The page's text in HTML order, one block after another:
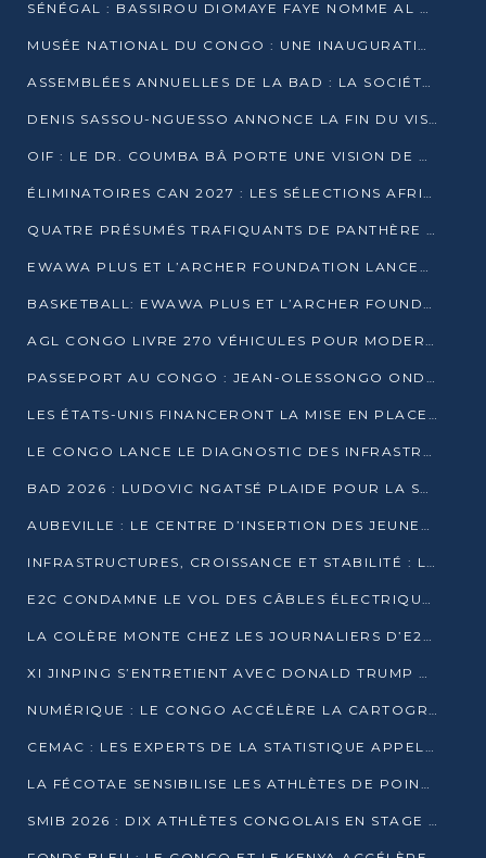
SÉNÉGAL : BASSIROU DIOMAYE FAYE NOMME AL AMINOU LÔ PREMIER MINISTRE
MUSÉE NATIONAL DU CONGO : UNE INAUGURATION PORTEUSE D’ESPOIR POUR LA CULTURE
ASSEMBLÉES ANNUELLES DE LA BAD : LA SOCIÉTÉ CIVILE CONGOLAISE À LA RECHERCHE DE PARTENAIRES POUR SES PROJETS
DENIS SASSOU-NGUESSO ANNONCE LA FIN DU VISA POUR LES AFRICAINS EN 2027
OIF : LE DR. COUMBA BÂ PORTE UNE VISION DE DIALOGUE, DE STABILITÉ ET DE RÉFORME À LA TÊTE
ÉLIMINATOIRES CAN 2027 : LES SÉLECTIONS AFRICAINES CONNAISSENT LEURS ADVERSAIRES
QUATRE PRÉSUMÉS TRAFIQUANTS DE PANTHÈRE ARRÊTÉS À EWO
EWAWA PLUS ET L’ARCHER FOUNDATION LANCENT UN CAMP DE BASKET POUR LES JEUNES À BRAZZAVILLE
BASKETBALL: EWAWA PLUS ET L’ARCHER FOUNDATION LANCENT UN CAMP POUR LES JEUNES
AGL CONGO LIVRE 270 VÉHICULES POUR MODERNISER LE TRANSPORT URBAIN
PASSEPORT AU CONGO : JEAN-OLESSONGO ONDAYE VEUT METTRE FIN AUX LENTEURS ADMINISTRATIVES
LES ÉTATS-UNIS FINANCERONT LA MISE EN PLACE DE JUSQU’À 50 CLINIQUES DE LUTTE CONTRE L’EBOLA
LE CONGO LANCE LE DIAGNOSTIC DES INFRASTRUCTURES SPORTIVES DU COMPLEXE DE KINTÉLÉ
BAD 2026 : LUDOVIC NGATSÉ PLAIDE POUR LA SOUVERAINETÉ FINANCIÈRE AFRICAINE
AUBEVILLE : LE CENTRE D’INSERTION DES JEUNES PRÊT À OUVRIR SES PORTES
INFRASTRUCTURES, CROISSANCE ET STABILITÉ : LA GUINÉE AFFÛTE SES AMBITIONS
E2C CONDAMNE LE VOL DES CÂBLES ÉLECTRIQUES APRÈS UNE VIDÉO VIRALE
LA COLÈRE MONTE CHEZ LES JOURNALIERS D’E2C QUI DÉNONCENT 20 ANS DE PRÉCARITÉ
XI JINPING S’ENTRETIENT AVEC DONALD TRUMP À BEIJING
NUMÉRIQUE : LE CONGO ACCÉLÈRE LA CARTOGRAPHIE DE SES INFRASTRUCTURES DIGITALES
CEMAC : LES EXPERTS DE LA STATISTIQUE APPELLENT À RENFORCER LA SÉCURISATION DES DONNÉES
LA FÉCOTAE SENSIBILISE LES ATHLÈTES DE POINTE-NOIRE À L’HYGIÈNE ALIMENTA
SMIB 2026 : DIX ATHLÈTES CONGOLAIS EN STAGE AU KENYA